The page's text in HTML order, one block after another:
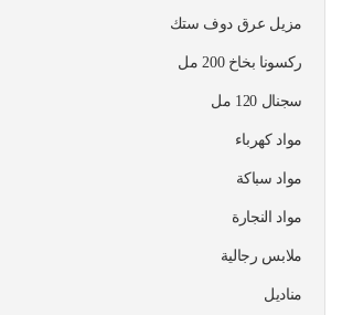
مزيل عرق دوف ستك
ركسونا بخاخ 200 مل
سجنال 120 مل
مواد كهرباء
مواد سباكة
مواد النجارة
ملابس رجالية
مناديل